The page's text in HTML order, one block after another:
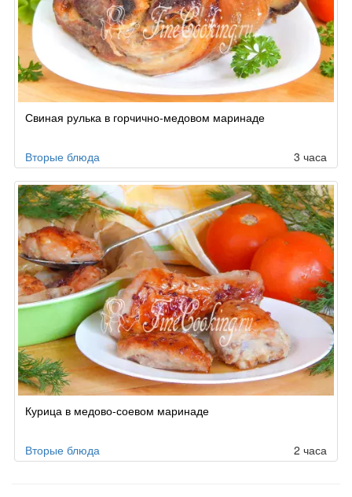
Свиная рулька в горчично-медовом маринаде
Вторые блюда 3 часа
Курица в медово-соевом маринаде
Вторые блюда 2 часа